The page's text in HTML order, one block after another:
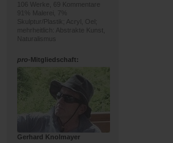
106 Werke, 69 Kommentare
91% Malerei, 7%
Skulptur/Plastik; Acryl, Oel;
mehrheitlich: Abstrakte Kunst,
Naturalismus
pro-Mitgliedschaft:
Gerhard Knolmayer